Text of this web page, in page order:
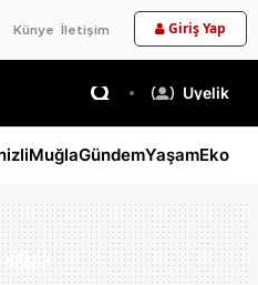
Künye İletişim Giriş Yap
Üyelik
MuğlaGündemYaşam